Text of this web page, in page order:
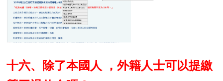
十六、除了本國人 ，外籍人士可以提繳